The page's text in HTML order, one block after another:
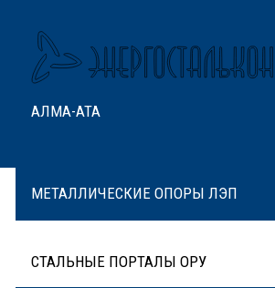
АЛМА-АТА
МЕТАЛЛИЧЕСКИЕ ОПОРЫ ЛЭП
СТАЛЬНЫЕ ПОРТАЛЫ ОРУ